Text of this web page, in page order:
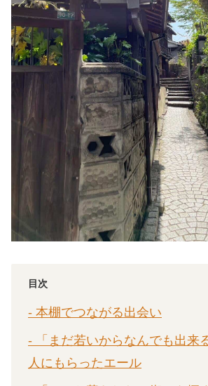
目次
- 本棚でつながる出会い
- 「まだ若いからなんでも出来
人にもらったエール